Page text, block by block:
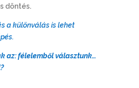
döntés.
a különválás is lehet
az: félelemből választunk…